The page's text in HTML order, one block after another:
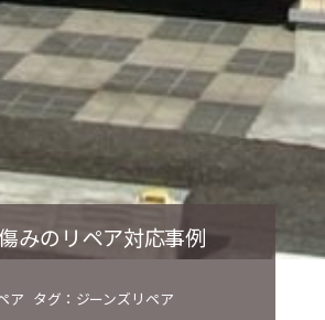
みのリペア対応事例
ア タグ： ジーンズリペア